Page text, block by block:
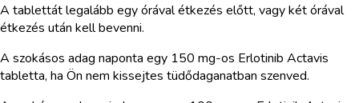
A tablettát legalább egy órával étkezés előtt, vagy két órával
étkezés után kell bevenni.
A szokásos adag naponta egy 150 mg-os Erlotinib Actavis
tabletta, ha Ön nem kissejtes tüdődaganatban szenved.